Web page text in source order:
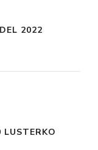
2022
LUSTERKO